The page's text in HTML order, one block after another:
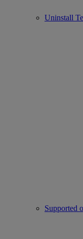
Uninstall
Supported